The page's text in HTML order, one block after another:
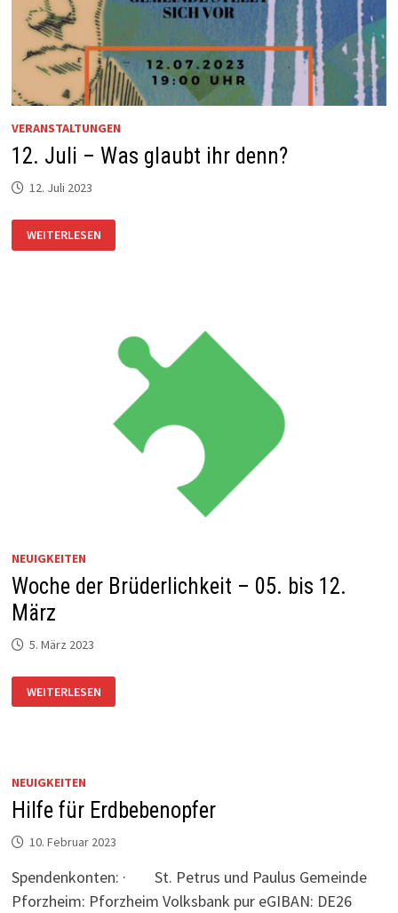
VERANSTALTUNGEN
12. Juli – Was glaubt ihr denn?
12. Juli 2023
JULI
–
WEITERLESEN
NEUIGKEITEN
Woche der Brüderlichkeit – 05. bis 12.
März
5. März 2023
DER
BRÜDERLICHKEIT
WEITERLESEN
NEUIGKEITEN
Hilfe für Erdbebenopfer
10. Februar 2023
Spendenkonten: · St. Petrus und Paulus Gemeinde
Pforzheim: Pforzheim Volksbank pur eGIBAN: DE26